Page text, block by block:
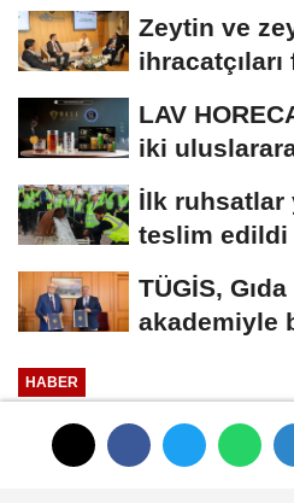
Zeytin ve
LAV
iki
İlk ruhsatlar
teslim edildi
TÜGİS,
akademiyle
HABER
Güncelleme: 13 Ocak 2026 - 11:36